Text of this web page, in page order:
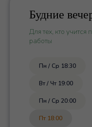
Будние
Для тех, кто учится
работы
Пн / Ср 18:30
Вт / Чт 19:00
Пн / Ср 20:00
Пт 18:00